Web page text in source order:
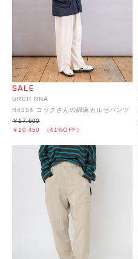
URCH RNA
R4354 コックさんの綿麻カルゼパンツ
￥10,450 （41%OFF）
￥17,600